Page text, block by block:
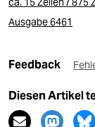
Ausgabe 6461
Feedback
Diesen Artikel